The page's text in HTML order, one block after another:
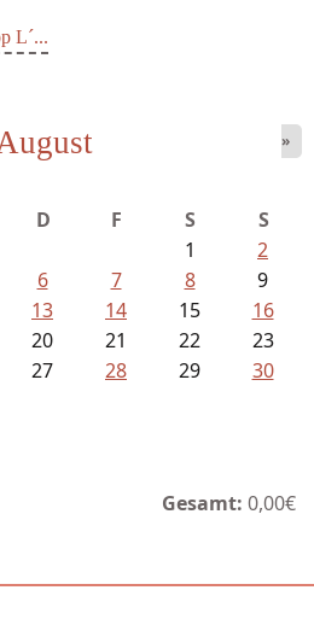
L´...
»
D F S
S
1
2
6 7 8
9
13 14 15
16
20 21 22
23
27 28 29
30
Gesamt: 0,00€